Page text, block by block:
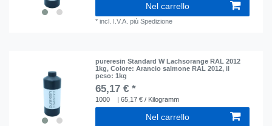
Nel carrello
*incl. I.V.A. piùSpedizione
pureresin Standard W Lachsorange RAL 2012
1kg, Colore: Arancio salmone RAL 2012, il
peso: 1kg
65,17 € *
1000 | 65,17 € / Kilogramm
Nel carrello